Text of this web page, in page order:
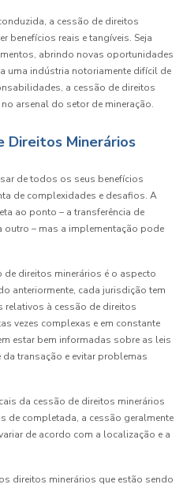
a cessão de direitos
benefícios reais e tangíveis. Seja
abrindo novas oportunidades
uma indústria notoriamente difícil de
a cessão de direitos
arsenal do setor de mineração.
Direitos Minerários
de todos os seus benefícios
de complexidades e desafios. A
ao ponto – a transferência de
– mas a implementação pode
direitos minerários é o aspecto
anteriormente, cada jurisdição tem
relativos à cessão de direitos
vezes complexas e em constante
estar bem informadas sobre as leis
transação e evitar problemas
da cessão de direitos minerários
de completada, a cessão geralmente
de acordo com a localização e a
direitos minerários que estão sendo